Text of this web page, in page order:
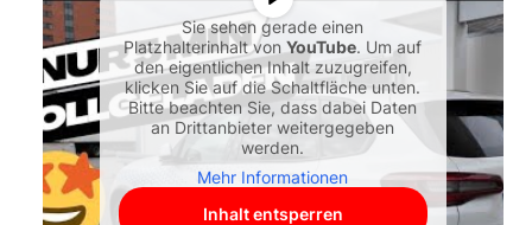
Sie sehen gerade einen
Platzhalterinhalt vonYouTube. Um auf
den eigentlichen Inhalt zuzugreifen,
klicken Sie auf die Schaltfläche unten.
Bitte beachten Sie, dass dabei Daten
an Drittanbieter weitergegeben
werden.
Mehr Informationen
Inhalt entsperren